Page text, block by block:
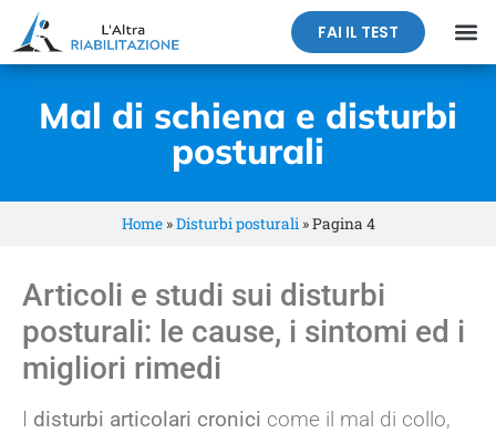
FAI IL TEST
Mal di schiena e disturbi
posturali
Home»Disturbi posturali»Pagina 4
Articoli e studi sui disturbi
posturali: le cause, i sintomi ed i
migliori rimedi
I disturbi articolari cronici come il mal di collo,